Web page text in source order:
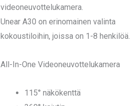
videoneuvottelukamera.
Unear A30 on erinomainen valinta
kokoustiloihin, joissa on 1-8 henkilöä.
All-In-One Videoneuvottelukamera
115° näkökenttä